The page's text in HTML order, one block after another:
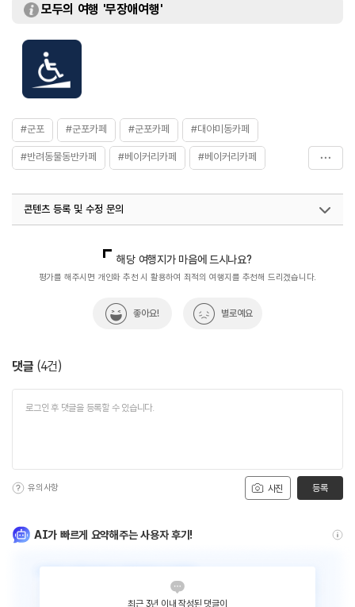
모두의 여행 '무장애여행'
#군포 #군포카페 #군포카페 #대야미동카페
#반려동물동반카페 #베이커리카페 #베이커리카페
콘텐츠 등록 및 수정 문의
열린관광콘텐츠팀(열린관광-모두의여행)
033-738-3425
해당 여행지가 마음에 드시나요?
평가를 해주시면 개인화 추천 시 활용하여 최적의 여행지를 추천해 드리겠습니다.
좋아요! 별로예요
댓글 (4건)
사진
유의사항 등록
AI가 빠르게 요약해주는 사용자 후기!
최근 3년 이내 작성된 댓글이